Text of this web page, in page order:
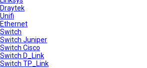
Draytek
Unifi
Ethernet
Switch
Switch Juniper
Switch Cisco
Switch D_Link
Switch TP_Link